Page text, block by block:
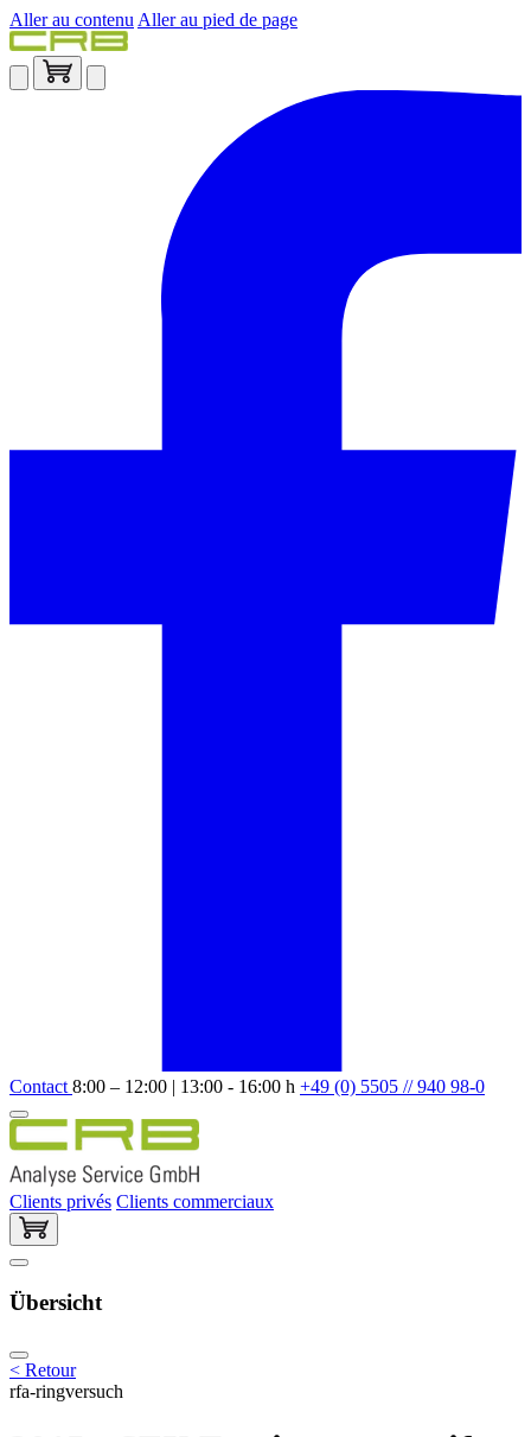
Aller au contenu Aller au pied de page
Contact 8:00 – 12:00 | 13:00 - 16:00 h +49 (0) 5505 // 940 98-0
Clients privés Clients commerciaux
Übersicht
< Retour
rfa-ringversuch